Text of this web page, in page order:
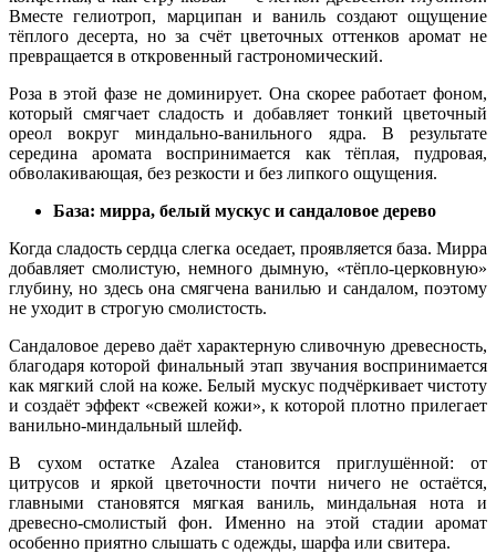
Вместе гелиотроп, марципан и ваниль создают ощущение
тёплого десерта, но за счёт цветочных оттенков аромат не
превращается в откровенный гастрономический.
Роза в этой фазе не доминирует. Она скорее работает фоном,
который смягчает сладость и добавляет тонкий цветочный
ореол вокруг миндально-ванильного ядра. В результате
середина аромата воспринимается как тёплая, пудровая,
обволакивающая, без резкости и без липкого ощущения.
База: мирра, белый мускус и сандаловое дерево
Когда сладость сердца слегка оседает, проявляется база. Мирра
добавляет смолистую, немного дымную, «тёпло-церковную»
глубину, но здесь она смягчена ванилью и сандалом, поэтому
не уходит в строгую смолистость.
Сандаловое дерево даёт характерную сливочную древесность,
благодаря которой финальный этап звучания воспринимается
как мягкий слой на коже. Белый мускус подчёркивает чистоту
и создаёт эффект «свежей кожи», к которой плотно прилегает
ванильно-миндальный шлейф.
В сухом остатке Azalea становится приглушённой: от
цитрусов и яркой цветочности почти ничего не остаётся,
главными становятся мягкая ваниль, миндальная нота и
древесно-смолистый фон. Именно на этой стадии аромат
особенно приятно слышать с одежды, шарфа или свитера.